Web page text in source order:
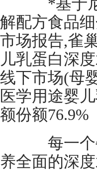
*基于尼
解配方食品
市场报告,雀
儿乳蛋白深
线下市场(母
医学用途婴
额份额76.9%
每一个
养全面的深